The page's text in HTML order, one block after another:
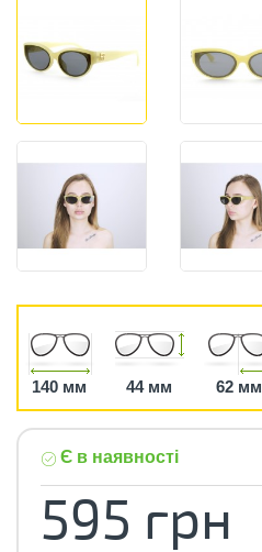
140 мм 44 мм 62 мм
Є в наявності
595 грн